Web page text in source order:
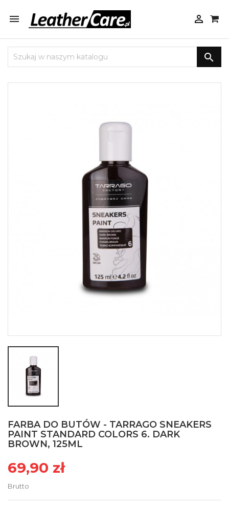
 

FARBA DO BUTÓW - TARRAGO SNEAKERS
PAINT STANDARD COLORS 6. DARK
BROWN, 125ML
69,90 zł
Brutto